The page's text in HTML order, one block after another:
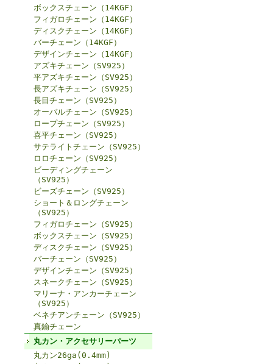
ボックスチェーン（14KGF）
フィガロチェーン（14KGF）
ディスクチェーン（14KGF）
バーチェーン（14KGF）
デザインチェーン（14KGF）
アズキチェーン（SV925）
平アズキチェーン（SV925）
長アズキチェーン（SV925）
長目チェーン（SV925）
オーバルチェーン（SV925）
ロープチェーン（SV925）
喜平チェーン（SV925）
サテライトチェーン（SV925）
ロロチェーン（SV925）
ビーディングチェーン
（SV925）
ビーズチェーン（SV925）
ショート＆ロングチェーン
（SV925）
フィガロチェーン（SV925）
ボックスチェーン（SV925）
ディスクチェーン（SV925）
バーチェーン（SV925）
デザインチェーン（SV925）
スネークチェーン（SV925）
マリーナ・アンカーチェーン
（SV925）
ベネチアンチェーン（SV925）
真鍮チェーン
丸カン・アクセサリーパーツ
丸カン26ga(0.4mm)